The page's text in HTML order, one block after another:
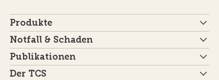
Produkte
Notfall & Schaden
Publikationen
Der TCS